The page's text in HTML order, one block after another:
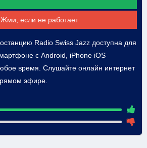
Жми, если не работает
Radio Swiss Jazz доступна для
с Android, iPhone iOS
время. Слушайте онлайн интернет
эфире.